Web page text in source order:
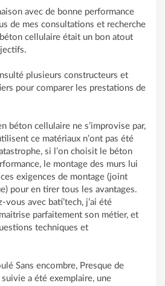
avec de bonne performance
de mes consultations et recherche
cellulaire était un bon atout
plusieurs constructeurs et
pour comparer les prestations de
béton cellulaire ne s’improvise par,
ce matériaux n’ont pas été
si l’on choisit le béton
le montage des murs lui
exigences de montage (joint
pour en tirer tous les avantages.
vous avec bati’tech, j’ai été
parfaitement son métier, et
techniques et
Sans encombre, Presque de
suivie a été exemplaire, une